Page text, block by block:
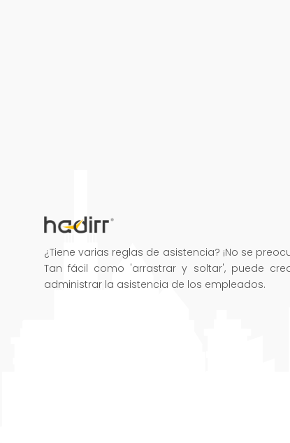
¿Tiene varias reglas de asistencia? ¡No se
Tan fácil como 'arrastrar y soltar', puede
administrar la asistencia de los empleados.